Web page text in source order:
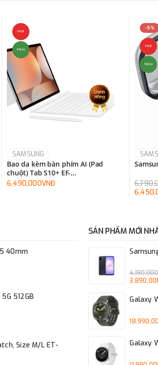
của bạn
đỡ tùy ý với bộ sưu tập phụ kiện với nhiều
Hot
New
SAMSUNG
Bao da kèm bàn phím AI (Pad
chuột) Tab S10+ EF-
DX825UWEGWW
6,490,000VNĐ
-5%
Hot
New
40mm
512GB
Size M/L ET-
SẢN PHẨM MỚI
Galaxy
Galaxy